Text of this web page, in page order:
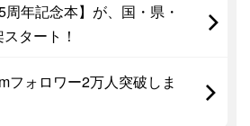
周年記念本】が、国・県・
タート！
フォロワー2万人突破しま